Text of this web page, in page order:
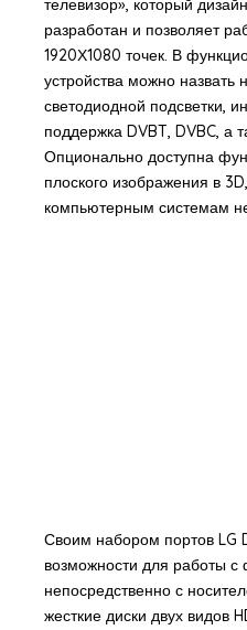
телевизор», который
разработан и позволяет
1920Х1080 точек. В
устройства можно назвать
светодиодной подсветки,
поддержка DVBT, DVBC, а
Опционально доступна
плоского изображения в
компьютерным системам
Своим набором портов LG
возможности для работы с
непосредственно с
жесткие диски двух видов